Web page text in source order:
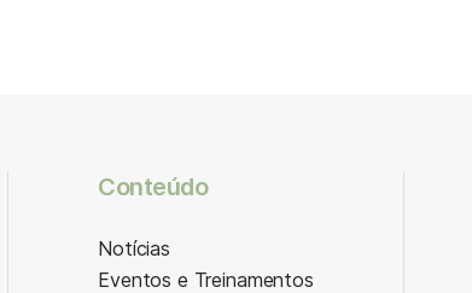
Conteúdo
Notícias
Eventos e Treinamentos